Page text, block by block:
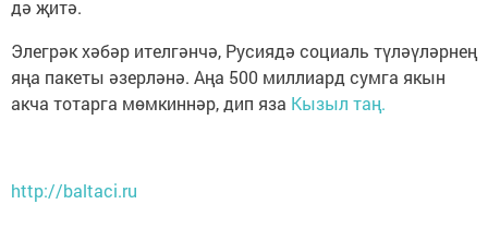
дә җитә.
Элегрәк хәбәр ителгәнчә, Русиядә социаль түләүләрнең
яңа пакеты әзерләнә. Аңа 500 миллиард сумга якын
акча тотарга мөмкиннәр, дип яза Кызыл таң.
http://baltaci.ru